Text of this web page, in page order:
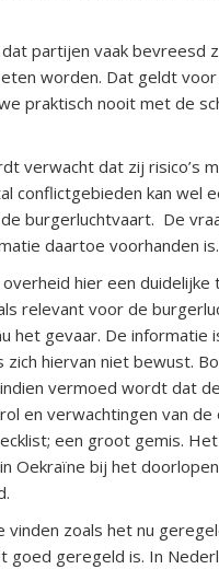
partijen vaak bevreesd
worden. Dat geldt
praktisch nooit met de
verwacht dat zij risico’s
conflictgebieden kan wel
burgerluchtvaart. De
daartoe voorhanden is.
hier een duidelijke
relevant voor de
het gevaar. De
hiervan niet bewust.
vermoed wordt dat
en verwachtingen van
een groot gemis.
Oekraïne bij het
zoals het nu
goed geregeld is. In